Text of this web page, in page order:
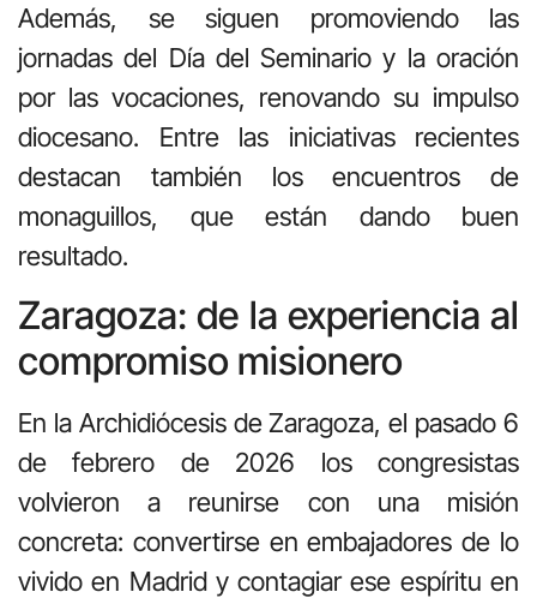
Además, se siguen promoviendo las
jornadas del Día del Seminario y la oración
por las vocaciones, renovando su impulso
diocesano. Entre las iniciativas recientes
destacan también los encuentros de
monaguillos, que están dando buen
resultado.
Zaragoza: de la experiencia al
compromiso misionero
En la Archidiócesis de Zaragoza, el pasado 6
de febrero de 2026 los congresistas
volvieron a reunirse con una misión
concreta: convertirse en embajadores de lo
vivido en Madrid y contagiar ese espíritu en